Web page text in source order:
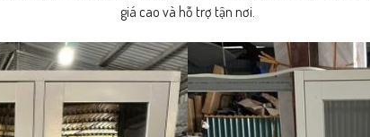
giá cao và hỗ trợ tận nơi.